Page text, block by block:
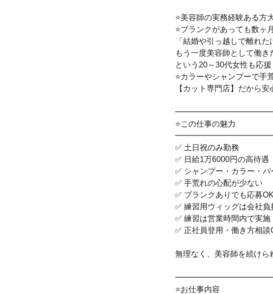
⭐美容師の実務経験ある方
⭐ブランクがあっても数ヶ
「結婚や引っ越しで離れた
もう一度美容師として働き
という20～30代女性も応援
⭐カラーやシャンプーで手
【カット専門店】だから安
⭐この仕事の魅力
✅ 土日祝のみ勤務
✅ 日給1万6000円の高待遇
✅ シャンプー・カラー・パ
✅ 手荒れの心配が少ない
✅ ブランクありでも応募OK
✅ 練習用ウィッグは会社負
✅ 練習は営業時間内で実施
✅ 正社員登用・働き方相談
無理なく、美容師を続けら
⭐お仕事内容